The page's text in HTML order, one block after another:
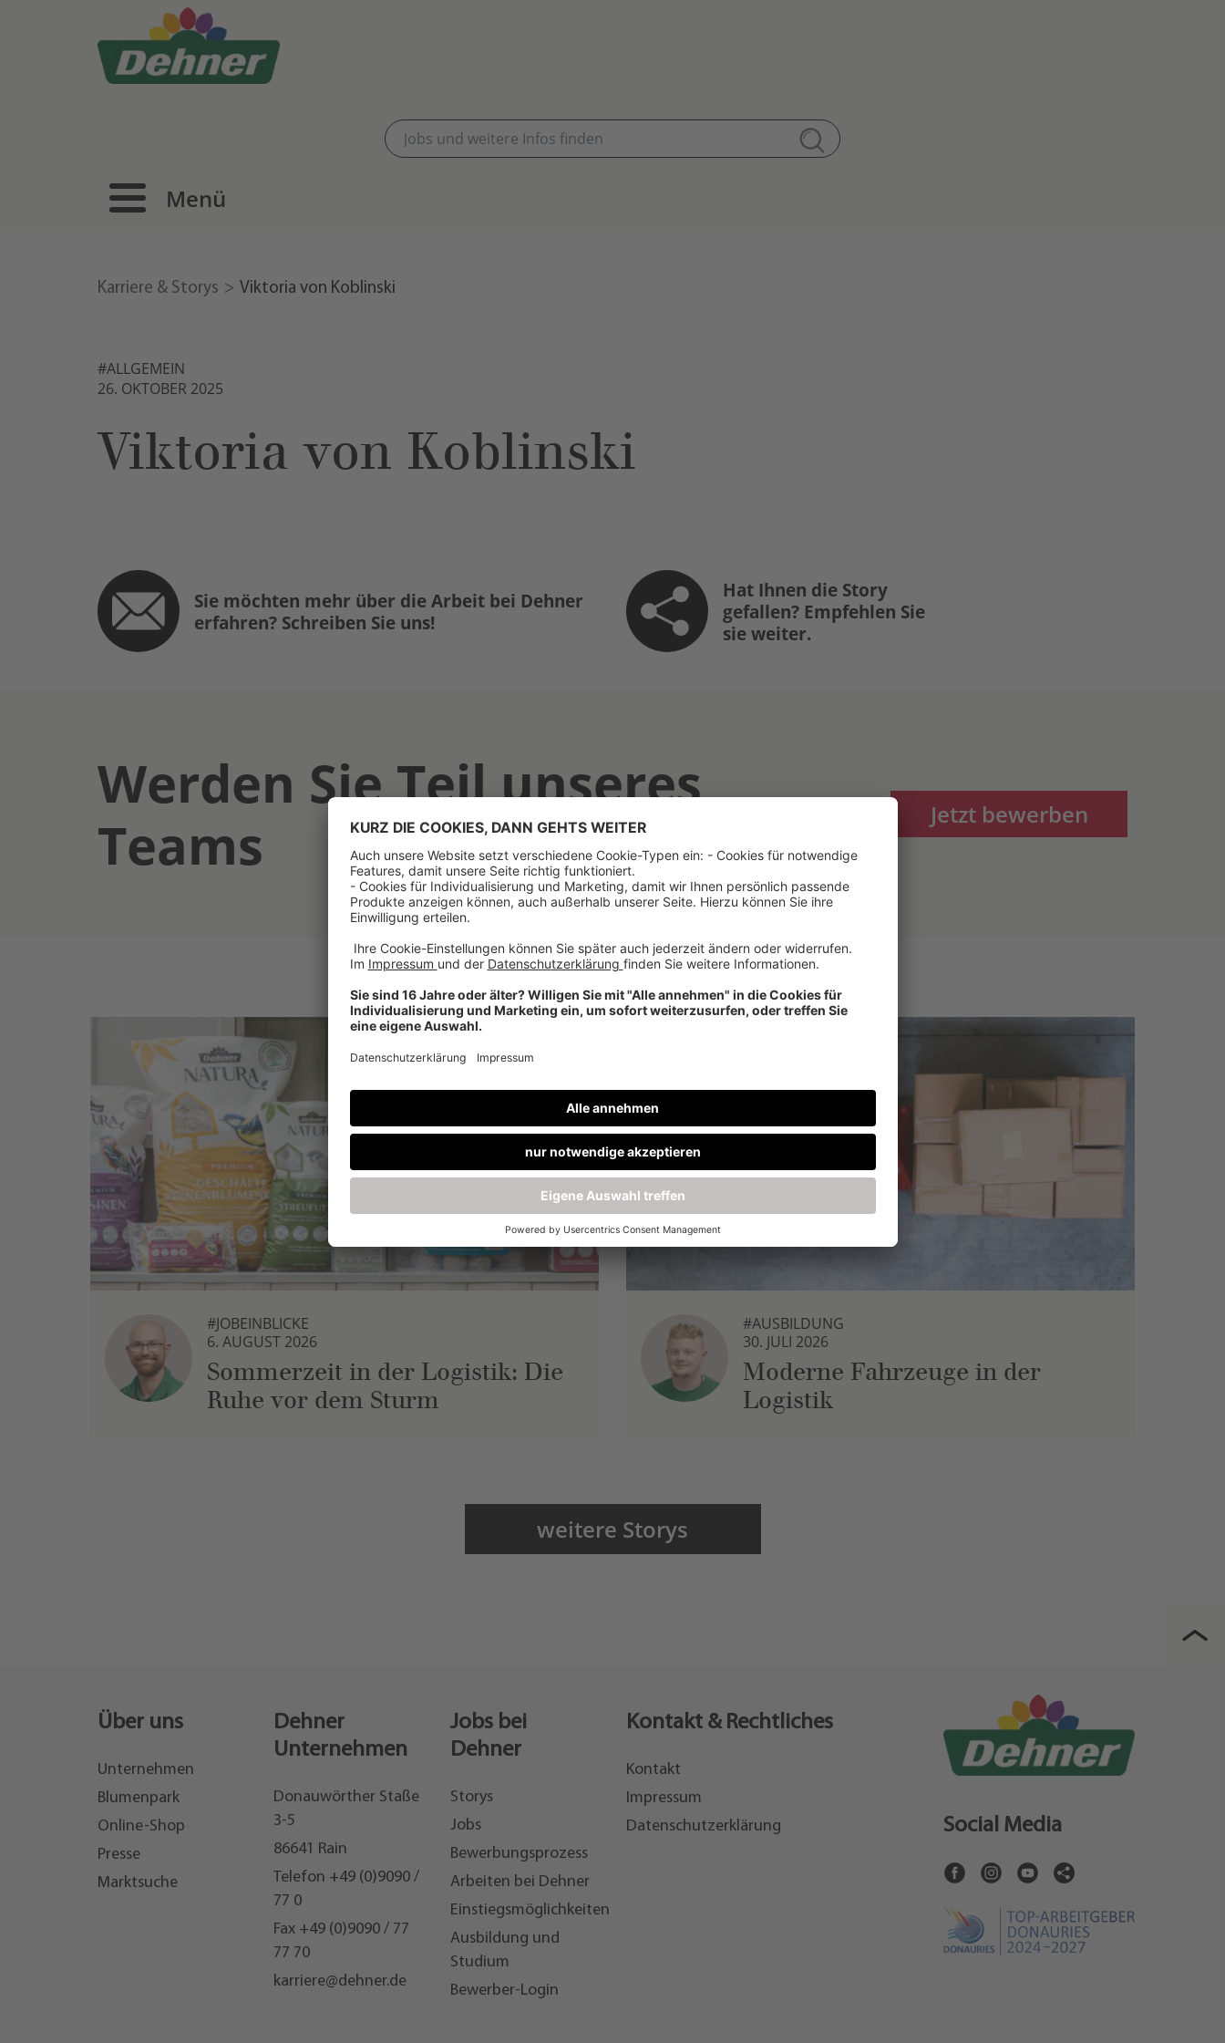
Menü
Karriere & Storys Viktoria von Koblinski
#ALLGEMEIN
26. OKTOBER 2025
Viktoria von Koblinski
Sie möchten mehr über die Arbeit bei Dehner
erfahren? Schreiben Sie uns!
Hat Ihnen die Story
gefallen? Empfehlen Sie
sie weiter.
Werden Sie Teil unseres
Teams
Jetzt bewerben
#JOBEINBLICKE
6. AUGUST 2026
Sommerzeit in der Logistik: Die
Ruhe vor dem Sturm
#AUSBILDUNG
30. JULI 2026
Moderne Fahrzeuge in der
Logistik
weitere Storys
Über uns
Unternehmen
Blumenpark
Online-Shop
Presse
Marktsuche
Dehner
Unternehmen
Donauwörther Staße
3-5
86641 Rain
Telefon +49 (0)9090 /
77 0
Fax +49 (0)9090 / 77
77 70
karriere@dehner.de
Jobs bei
Dehner
Storys
Jobs
Bewerbungsprozess
Arbeiten bei Dehner
Einstiegsmöglichkeiten
Ausbildung und
Studium
Bewerber-Login
Kontakt & Rechtliches
Kontakt
Impressum
Datenschutzerklärung
Social Media